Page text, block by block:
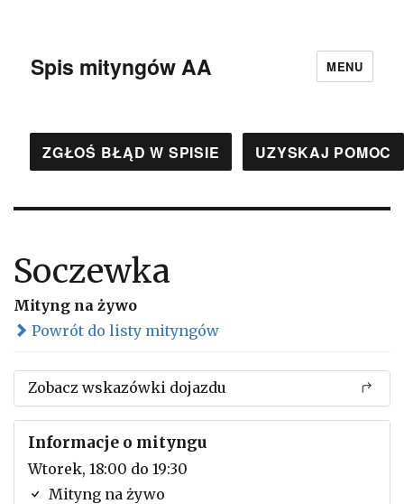
Spis mityngów AA MENU
ZGŁOŚ BŁĄD W SPISIE UZYSKAJ POMOC
Soczewka
Mityng na żywo
Powrót do listy mityngów
Zobacz wskazówki dojazdu
Informacje o mityngu
Wtorek, 18:00 do 19:30
Mityng na żywo